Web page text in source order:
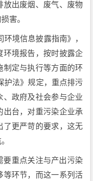
放出废烟、废气、废物
害。
境信息披露指南》，
环境报告，按时披露企
制定与执行等方面的环
护法》规定，重点排污
、政府及社会参与企业
出台，对重污染企业承
了更严苛的要求，这无
要重点关注与产出污染
等环节，而这一系列活